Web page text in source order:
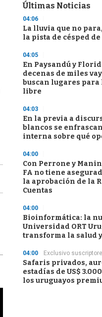
Últimas Noticias
04:06
La lluvia que no
la pista de césped
04:05
En Paysandú y
decenas de miles
buscan lugares para
libre
04:03
En la previa a
blancos se
interna sobre qué
04:00
Con Perrone y
FA no tiene
la aprobación de la
Cuentas
04:00
Bioinformática: la
Universidad ORT
transforma la salud
04:00 Exclusivo
Safaris privados,
estadías de US$
los uruguayos